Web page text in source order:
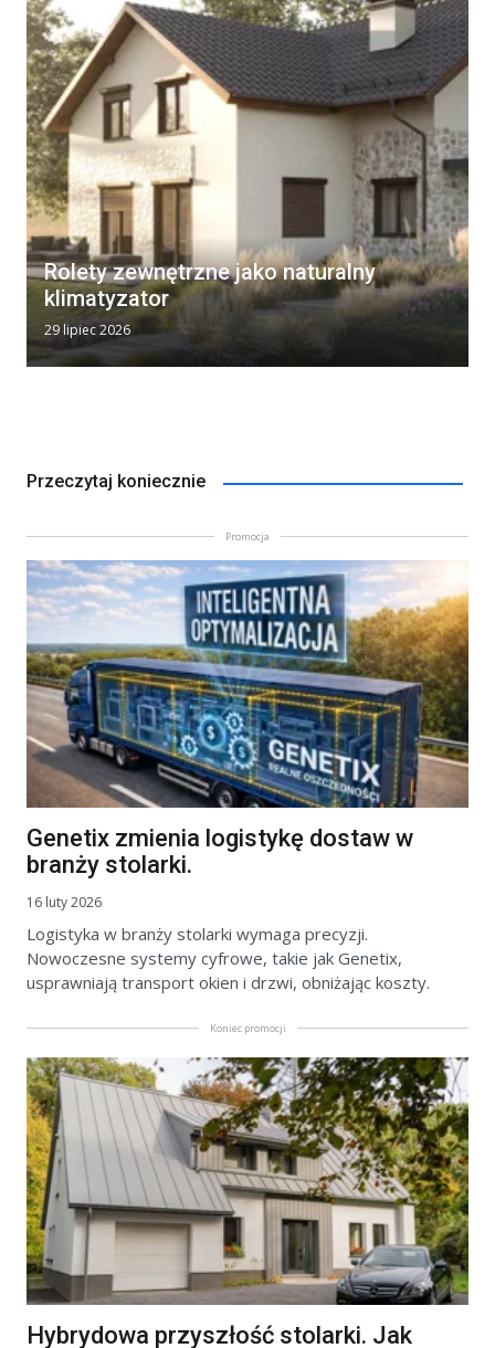
Rolety zewnętrzne jako naturalny
klimatyzator
29 lipiec 2026
Przeczytaj koniecznie
Promocja
Genetix zmienia logistykę dostaw w
branży stolarki.
16 luty 2026
Logistyka w branży stolarki wymaga precyzji.
Nowoczesne systemy cyfrowe, takie jak Genetix,
usprawniają transport okien i drzwi, obniżając koszty.
Koniec promocji
Hybrydowa przyszłość stolarki. Jak